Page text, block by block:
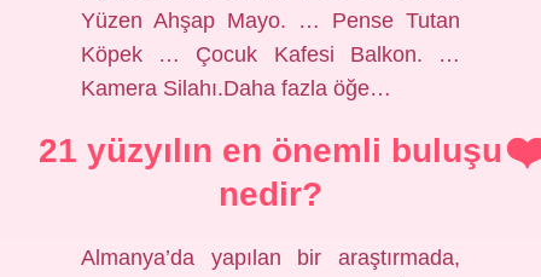
Yüzen Ahşap Mayo. … Pense Tutan
Köpek … Çocuk Kafesi Balkon. …
Kamera Silahı.Daha fazla öğe…
21 yüzyılın en önemli buluşu
nedir?
Almanya’da yapılan bir araştırmada,